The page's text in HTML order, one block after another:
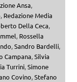
Ansa,
, Redazione Media
Della Ceca,
, Rossella
,Sandro Bardelli,
Campana,Silvia
Turrini,Simone
Covino,Stefano